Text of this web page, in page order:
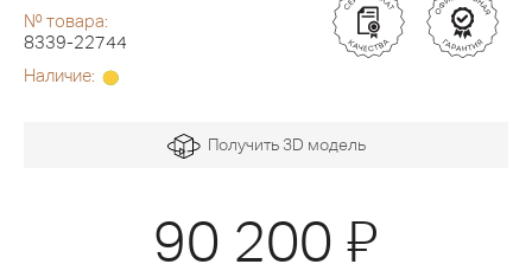
№ товара:
8339-22744
Наличие:
Получить 3D модель
90 200 Я